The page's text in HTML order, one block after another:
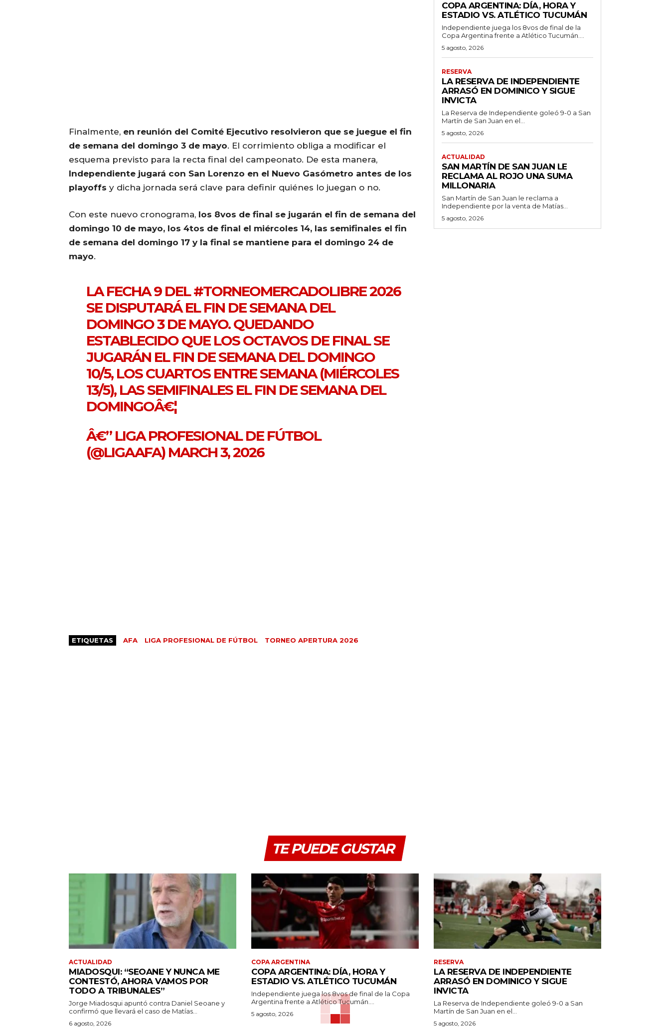
Finalmente, en reunión del Comité Ejecutivo resolvieron que se juegue el fin
de semana del domingo 3 de mayo. El corrimiento obliga a modificar el
esquema previsto para la recta final del campeonato. De esta manera,
Independiente jugará con San Lorenzo en el Nuevo Gasómetro antes de los
playoffs y dicha jornada será clave para definir quiénes lo juegan o no.
Con este nuevo cronograma, los 8vos de final se jugarán el fin de semana del
domingo 10 de mayo, los 4tos de final el miércoles 14, las semifinales el fin
de semana del domingo 17 y la final se mantiene para el domingo 24 de
mayo.
LA FECHA 9 DEL#TORNEOMERCADOLIBRE2026
SE DISPUTARÁ EL FIN DE SEMANA DEL
DOMINGO 3 DE MAYO. QUEDANDO
ESTABLECIDO QUE LOS OCTAVOS DE FINAL SE
JUGARÁN EL FIN DE SEMANA DEL DOMINGO
10/5, LOS CUARTOS ENTRE SEMANA (MIÉRCOLES
13/5), LAS SEMIFINALES EL FIN DE SEMANA DEL
DOMINGOÂ€¦
Â€” LIGA PROFESIONAL DE FÚTBOL
(@LIGAAFA) MARCH 3, 2026
ETIQUETAS AFA LIGA PROFESIONAL DE FÚTBOL TORNEO APERTURA 2026
COPA ARGENTINA: DÍA, HORA Y
ESTADIO VS. ATLÉTICO TUCUMÁN
Independiente juega los 8vos de final de la
Copa Argentina frente a Atlético Tucumán....
5 agosto, 2026
RESERVA
LA RESERVA DE INDEPENDIENTE
ARRASÓ EN DOMINICO Y SIGUE
INVICTA
La Reserva de Independiente goleó 9-0 a San
Martín de San Juan en el...
5 agosto, 2026
ACTUALIDAD
SAN MARTÍN DE SAN JUAN LE
RECLAMA AL ROJO UNA SUMA
MILLONARIA
San Martín de San Juan le reclama a
Independiente por la venta de Matías...
5 agosto, 2026
TE PUEDE GUSTAR
ACTUALIDAD
MIADOSQUI: “SEOANE Y NUNCA ME
CONTESTÓ, AHORA VAMOS POR
TODO A TRIBUNALES”
Jorge Miadosqui apuntó contra Daniel Seoane y
confirmó que llevará el caso de Matías...
6 agosto, 2026
COPA ARGENTINA
COPA ARGENTINA: DÍA, HORA Y
ESTADIO VS. ATLÉTICO TUCUMÁN
Independiente juega los 8vos de final de la Copa
Argentina frente a Atlético Tucumán....
5 agosto, 2026
RESERVA
LA RESERVA DE INDEPENDIENTE
ARRASÓ EN DOMINICO Y SIGUE
INVICTA
La Reserva de Independiente goleó 9-0 a San
Martín de San Juan en el...
5 agosto, 2026